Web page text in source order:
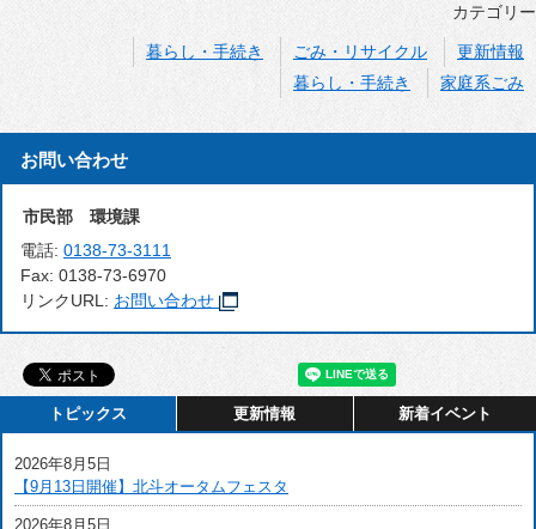
カテゴリー
暮らし・手続き ごみ・リサイクル
更新情報
暮らし・手続き
家庭系ごみ
お問い合わせ
市民部 環境課
電話: 0138-73-3111
Fax: 0138-73-6970
リンクURL: お問い合わせ
トピックス 更新情報 新着イベント
2026年8月5日
【9月13日開催】北斗オータムフェスタ
2026年8月5日